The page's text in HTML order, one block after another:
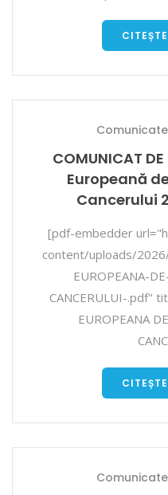
Comunicate
COMUNICAT
Europeană
Cancerului
[pdf-embedder
content/uploads/
EUROPEANA-
CANCERULUI-.pdf"
EUROPEANA
Comunicate